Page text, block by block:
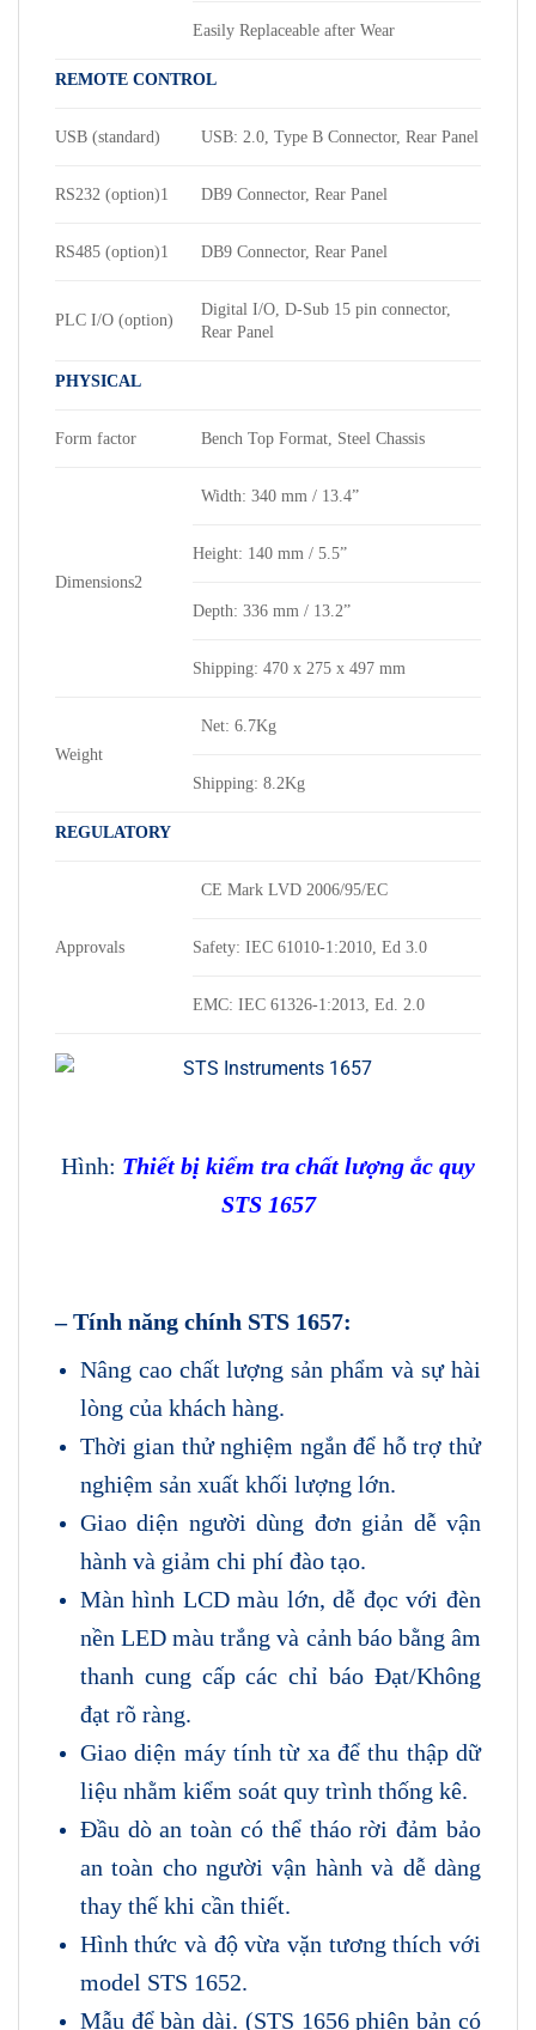
Easily Replaceable after Wear
REMOTE CONTROL
USB (standard) USB: 2.0, Type B Connector, Rear Panel
RS232 (option)1 DB9 Connector, Rear Panel
RS485 (option)1 DB9 Connector, Rear Panel
PLC I/O (option)
Digital I/O, D-Sub 15 pin connector,
Rear Panel
PHYSICAL
Form factor Bench Top Format, Steel Chassis
Dimensions2
Width: 340 mm / 13.4”
Height: 140 mm / 5.5”
Depth: 336 mm / 13.2”
Shipping: 470 x 275 x 497 mm
Weight
Net: 6.7Kg
Shipping: 8.2Kg
REGULATORY
Approvals
CE Mark LVD 2006/95/EC
Safety: IEC 61010-1:2010, Ed 3.0
EMC: IEC 61326-1:2013, Ed. 2.0
Hình: Thiết bị kiểm tra chất lượng ắc quy
STS1657
– Tính năng chính STS 1657:
Nâng cao chất lượng sản phẩm và sự hài
lòng của khách hàng.
Thời gian thử nghiệm ngắn để hỗ trợ thử
nghiệm sản xuất khối lượng lớn.
Giao diện người dùng đơn giản dễ vận
hành và giảm chi phí đào tạo.
Màn hình LCD màu lớn, dễ đọc với đèn
nền LED màu trắng và cảnh báo bằng âm
thanh cung cấp các chỉ báo Đạt/Không
đạt rõ ràng.
Giao diện máy tính từ xa để thu thập dữ
liệu nhằm kiểm soát quy trình thống kê.
Đầu dò an toàn có thể tháo rời đảm bảo
an toàn cho người vận hành và dễ dàng
thay thế khi cần thiết.
Hình thức và độ vừa vặn tương thích với
model STS 1652.
Mẫu để bàn dài. (STS 1656 phiên bản có